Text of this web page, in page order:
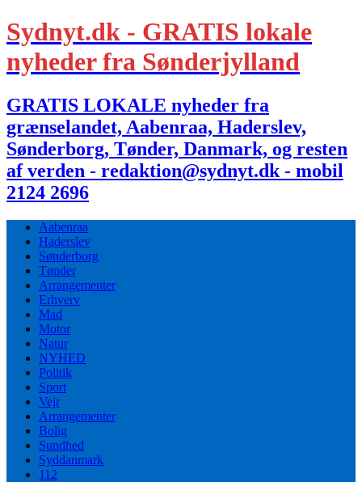
Sydnyt.dk - GRATIS lokale
nyheder fra Sønderjylland
GRATIS LOKALE nyheder fra
grænselandet, Aabenraa, Haderslev,
Sønderborg, Tønder, Danmark, og resten
af verden - redaktion@sydnyt.dk - mobil
2124 2696
Aabenraa
Haderslev
Sønderborg
Tønder
Arrangementer
Erhverv
Mad
Motor
Natur
NYHED
Politik
Sport
Vejr
Arrangementer
Bolig
Sundhed
Syddanmark
112